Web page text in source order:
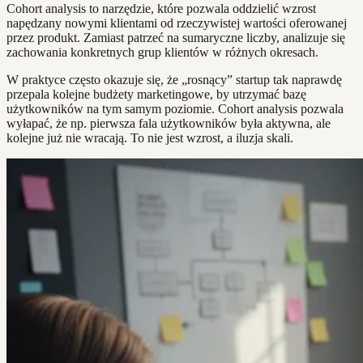
Cohort analysis to narzędzie, które pozwala oddzielić wzrost
napędzany nowymi klientami od rzeczywistej wartości oferowanej
przez produkt. Zamiast patrzeć na sumaryczne liczby, analizuje się
zachowania konkretnych grup klientów w różnych okresach.
W praktyce często okazuje się, że „rosnący” startup tak naprawdę
przepala kolejne budżety marketingowe, by utrzymać bazę
użytkowników na tym samym poziomie. Cohort analysis pozwala
wyłapać, że np. pierwsza fala użytkowników była aktywna, ale
kolejne już nie wracają. To nie jest wzrost, a iluzja skali.